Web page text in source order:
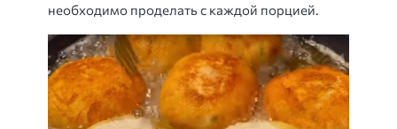
необходимо проделать с каждой порцией.